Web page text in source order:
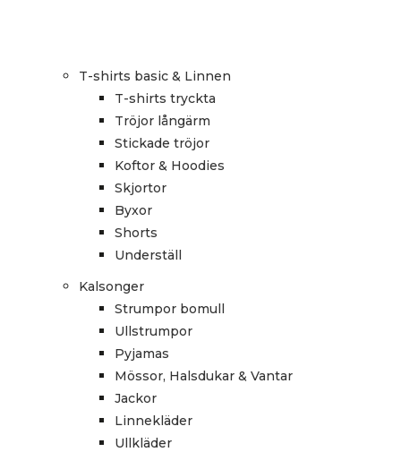
T-shirts basic & Linnen
T-shirts tryckta
Tröjor långärm
Stickade tröjor
Koftor & Hoodies
Skjortor
Byxor
Shorts
Underställ
Kalsonger
Strumpor bomull
Ullstrumpor
Pyjamas
Mössor, Halsdukar & Vantar
Jackor
Linnekläder
Ullkläder